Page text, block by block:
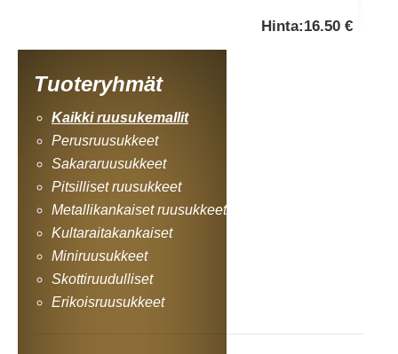
Hinta:16.50 €
Tuoteryhmät
Kaikki ruusukemallit
Perusruusukkeet
Sakararuusukkeet
Pitsilliset ruusukkeet
Metallikankaiset ruusukkeet
Kultaraitakankaiset
Miniruusukkeet
Skottiruudulliset
Erikoisruusukkeet